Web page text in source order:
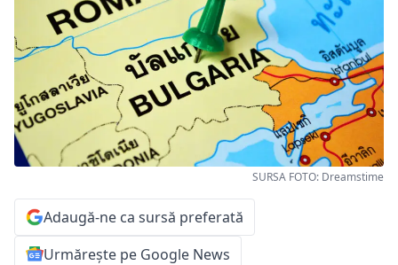
SURSA FOTO: Dreamstime
Adaugă-ne ca sursă preferată
Urmărește pe Google News